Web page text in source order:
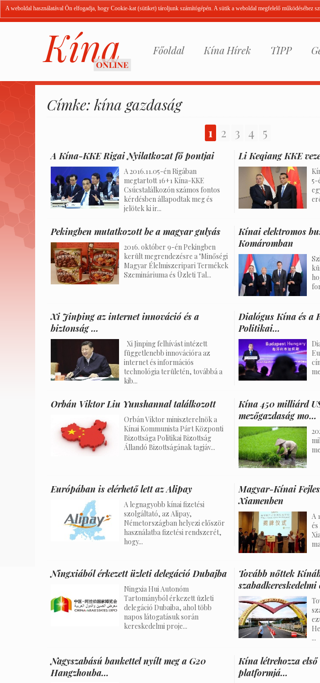
A weboldal használatával Ön elfogadja, hogy Cookie-kat (sütiket) tároljunk számítógépén. A sütik a weboldal megfelelő működéséhez
Főoldal Kína Hírek TIPP
Címke: kína gazdaság
1 2 3 4 5
A Kína-KKE Rigai Nyilatkozat fő pontjai
A 2016.11.05-én Rigában
megtartott 16+1 Kína-KKE
Csúcstalálkozón számos fontos
kérdésben állapodtak meg és
jelötek ki ir...
Li Keqiang KKE
5-
Pekingben mutatkozott be a magyar gulyás
2016. október 9-én Pekingben
került megrendezésre a "Minőségi
Magyar Élelmiszeripari Termékek
Szemináriuma és Üzleti Tal...
Kínai elektromos
Komáromban
Xi Jinping az internet innováció és a
biztonság ...
Xi Jinping felhívást intézett
függetlenebb innovációra az
internet és információs
technológia területén, továbbá a
kib...
Dialógus Kína és a
Politikai...
Orbán Viktor Liu Yunshannal találkozott
Orbán Viktor miniszterelnök a
Kínai Kommunista Párt Központi
Bizottsága Politikai Bizottság
Állandó Bizottságának tagjáv...
Kína 450 milliárd
mezőgazdaság mo...
Európában is elérhető lett az Alipay
A legnagyobb kínai fizetési
szolgáltató, az Alipay,
Németországban helyezi először
használatba fizetési rendszerét,
hogy...
Magyar-Kínai
Xiamenben
A
Ningxiából érkezett üzleti delegáció Dubajba
Ningxia Hui Autonóm
Tartományból érkezett üzleti
delegáció Dubaiba, ahol több
napos látogatásuk során
kereskedelmi proje...
Tovább nőttek
szabadkereskedelmi
...
Nagyszabású bankettel nyílt meg a G20
Hangzhouba...
Kína létrehozza
platformjá...